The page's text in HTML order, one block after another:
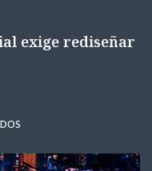
exige rediseñar